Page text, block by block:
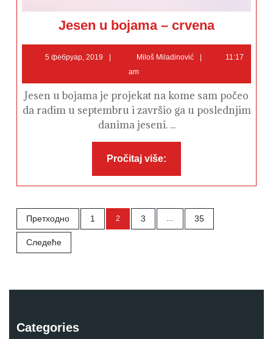
Jesen u bojama – crvenau
–
crvena
5 фебруар, 2019
2019
Miloš Miladinović
11:17
am
Jesen u bojama je projekat na kome sam počeo
da radim u septembru i završio ga u poslednjim
danima jeseni. ...
Pročitaj više:
Пагинација
чланака
Претходно 1 2 3 … 35
Следеће
Categories